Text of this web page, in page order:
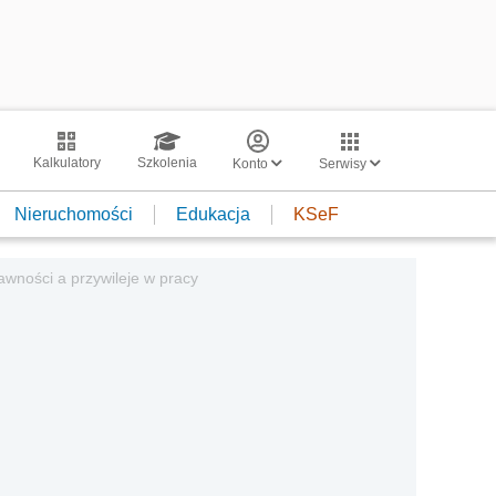
Kalkulatory Szkolenia Konto Serwisy
Nieruchomości Edukacja KSeF
a przywileje w pracy